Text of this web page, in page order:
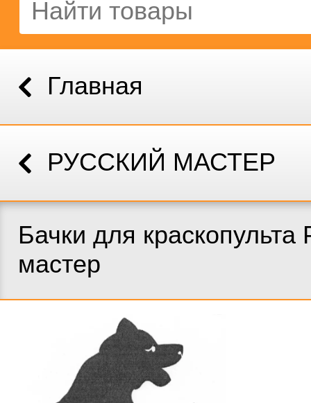
Главная
РУССКИЙ МАСТЕР
Бачки для краскопульта
мастер